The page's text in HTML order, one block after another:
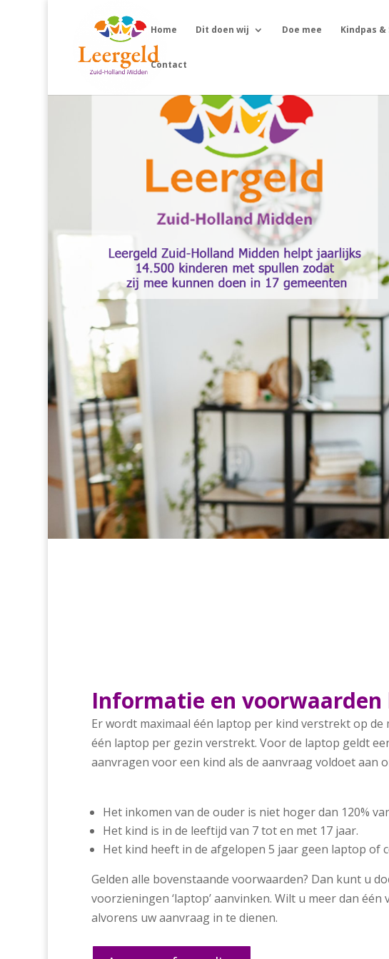
Home Dit doen wij Doe mee Kindpas
Contact
Informatie en
Er wordt maximaal één laptop per kind verstrekt op
één laptop per gezin verstrekt. Voor de laptop geldt
aanvragen voor een kind als de aanvraag voldoet aan
Het inkomen van de ouder is niet hoger dan 120%
Het kind is in de leeftijd van 7 tot en met 17 jaar.
Het kind heeft in de afgelopen 5 jaar geen laptop of
Gelden alle bovenstaande voorwaarden? Dan kunt u
voorzieningen ‘laptop’ aanvinken. Wilt u meer dan
alvorens uw aanvraag in te dienen.